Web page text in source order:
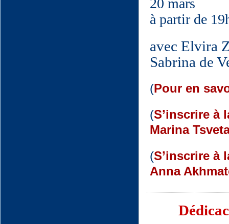
20 mars
à partir de
avec Elvira
Sabrina de
(Pour en
(S’inscrire à
Marina
(S’inscrire à
Anna